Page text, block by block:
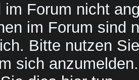
im Forum nicht
im Forum sind
Bitte nutzen
sich